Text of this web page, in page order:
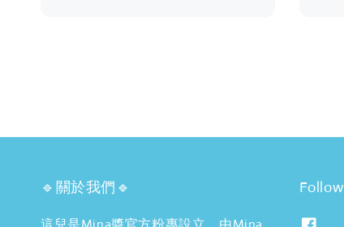
🔹關於我們🔹